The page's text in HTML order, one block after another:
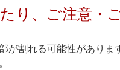
り、ご注意・
割れる可能性がありま